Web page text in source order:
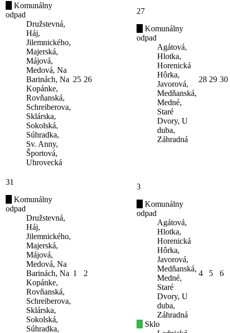
Komunálny
odpad
Družstevná,
Háj,
Jilemnického,
Majerská,
Májová,
Medová, Na
Barinách, Na
Kopánke,
Rovňanská,
Schreiberova,
Sklárska,
Sokolská,
Súhradka,
Sv. Anny,
Športová,
Uhrovecká
25 26
27
Komunálny
odpad
Agátová,
Hlotka,
Horenická
Hôrka,
Javorová,
Medňanská,
Medné,
Staré
Dvory, U
duba,
Záhradná
28 29 30
31
Komunálny
odpad
Družstevná,
Háj,
Jilemnického,
Majerská,
Májová,
Medová, Na
Barinách, Na
Kopánke,
Rovňanská,
Schreiberova,
Sklárska,
Sokolská,
Súhradka,
1 2
3
Komunálny
odpad
Agátová,
Hlotka,
Horenická
Hôrka,
Javorová,
Medňanská,
Medné,
Staré
Dvory, U
duba,
Záhradná
Sklo
4 5 6